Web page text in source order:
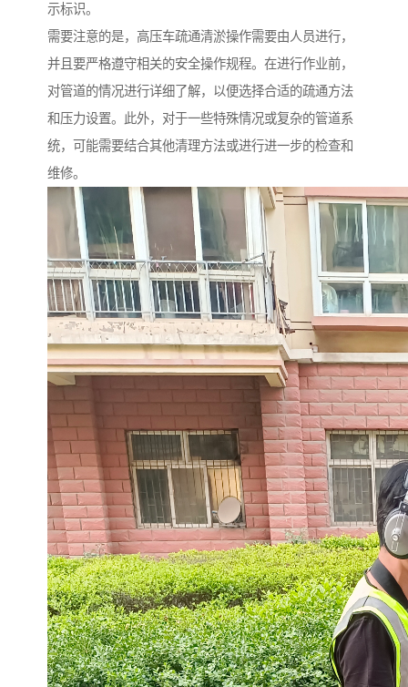
示标识。
需要注意的是，高压车疏通清淤操作需要由人员进行，
并且要严格遵守相关的安全操作规程。在进行作业前，
对管道的情况进行详细了解，以便选择合适的疏通方法
和压力设置。此外，对于一些特殊情况或复杂的管道系
统，可能需要结合其他清理方法或进行进一步的检查和
维修。